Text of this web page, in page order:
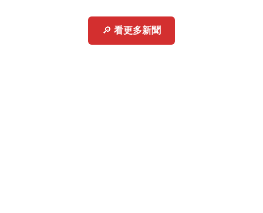
🔎 看更多新聞